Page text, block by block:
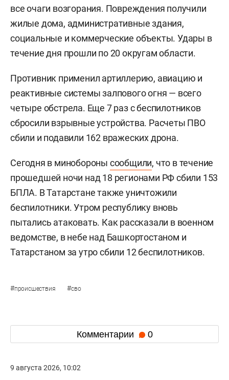
все очаги возгорания. Повреждения получили
жилые дома, административные здания,
социальные и коммерческие объекты. Удары в
течение дня прошли по 20 округам области.
Противник применил артиллерию, авиацию и
реактивные системы залпового огня — всего
четыре обстрела. Еще 7 раз с беспилотников
сбросили взрывные устройства. Расчеты ПВО
сбили и подавили 162 вражеских дрона.
Сегодня в минобороны сообщили, что в течение
прошедшей ночи над 18 регионами РФ сбили 153
БПЛА. В Татарстане также уничтожили
беспилотники. Утром республику вновь
пытались атаковать. Как рассказали в военном
ведомстве, в небе над Башкортостаном и
Татарстаном за утро сбили 12 беспилотников.
#происшествия #сво
Комментарии 0
9 августа 2026, 10:02